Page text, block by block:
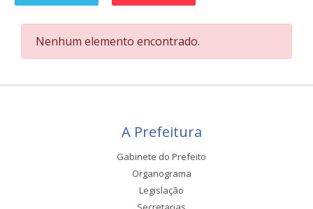
Nenhum elemento encontrado.
A Prefeitura
Gabinete do Prefeito
Organograma
Legislação